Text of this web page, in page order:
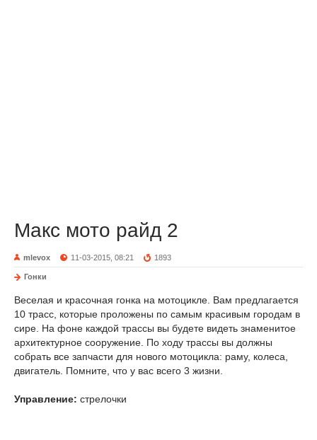
Макс мото райд 2
mlevox 11-03-2015, 08:21 1893
Гонки
Веселая и красочная гонка на мотоцикле. Вам предлагается
10 трасс, которые проложены по самым красивым городам в
сире. На фоне каждой трассы вы будете видеть знаменитое
архитектурное сооружение. По ходу трассы вы должны
собрать все запчасти для нового мотоцикла: раму, колеса,
двигатель. Помните, что у вас всего 3 жизни.
Управление: стрелочки